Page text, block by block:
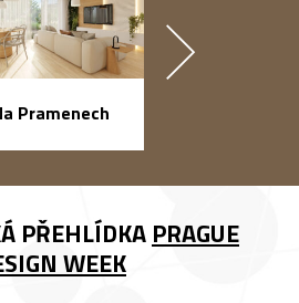
Pramenech
PŘEHLÍDKA PRAGUE
WEEK